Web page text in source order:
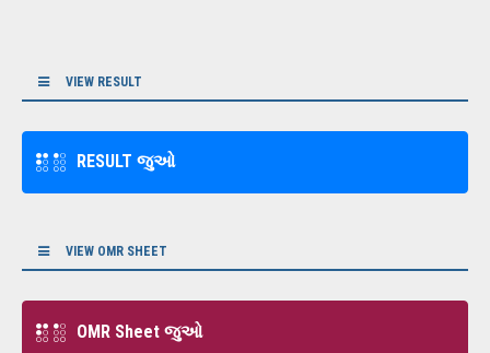
VIEW RESULT
RESULT જુઓ
VIEW OMR SHEET
OMR Sheet જુઓ